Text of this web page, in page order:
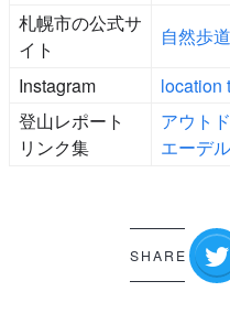
札幌市の公式サ
イト
自然歩
Instagram
location
登山レポート
リンク集
アウト
エーデ
SHARE